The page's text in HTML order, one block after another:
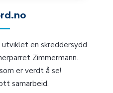
en skreddersydd
Zimmermann.
er verdt å se!
samarbeid.